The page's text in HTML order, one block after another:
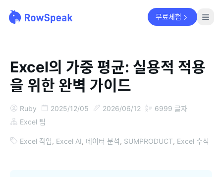
무료체험
Excel의 가중 평균: 실용적 적용
을 위한 완벽 가이드
Ruby 2025/12/05 2026/06/12 6999 글자
Excel 팁
Excel 작업 , Excel AI, 데이터 분석 , SUMPRODUCT, Excel 수식